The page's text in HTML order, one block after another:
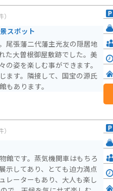
名古屋祭りと呼ばれ、山車行
出世開運、商売繁盛、厄除
びの御利益があるとされ、多
名で特にお正月8日までと4
る御朱印は最高の運をもた
クセスも良好で、地下鉄桜通
ります。
スポット
尾張藩二代藩主光友の隠居地
た大曽根御屋敷跡でした。美
の姿を楽しむ事ができます。
ます。隣接して、国宝の源氏
もあります。
館です。蒸気機関車はもちろ
示してあり、とても迫力満点
レーターもあり、大人も楽し